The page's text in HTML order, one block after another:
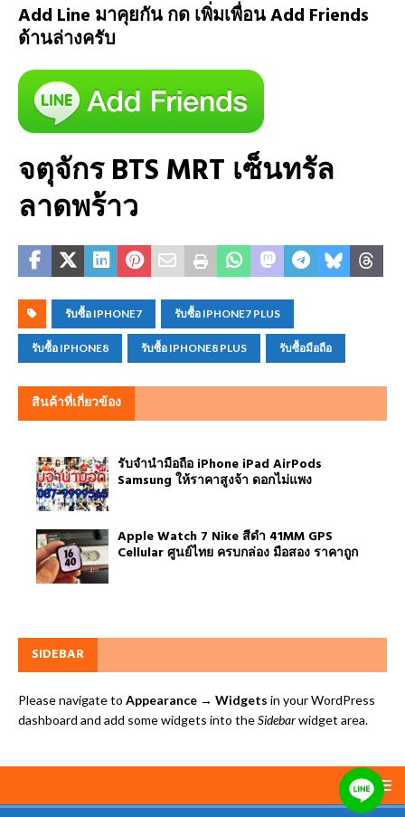
Add Line มาคุยกัน กด เพิ่มเพื่อน Add Friends
ด้านล่างครับ
จตุจักร BTS MRT เซ็นทรัล
ลาดพร้าว
รับซื้อ IPHONE7 รับซื้อ IPHONE7 PLUS
รับซื้อ IPHONE8 รับซื้อ IPHONE8 PLUS รับซื้อมือถือ
สินค้าที่เกี่ยวข้อง
รับจำนำมือถือ iPhone iPad AirPods
Samsung ให้ราคาสูงจ้า ดอกไม่แพง
Apple Watch 7 Nike สีดำ 41MM GPS
Cellular ศูนย์ไทย ครบกล่อง มือสอง ราคาถูก
SIDEBAR
Please navigate to Appearance → Widgets in your WordPress
dashboard and add some widgets into theSidebarwidget area.